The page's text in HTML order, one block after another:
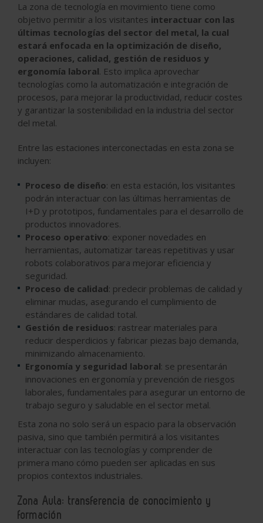
La zona de tecnología en movimiento tiene como
objetivo permitir a los visitantes interactuar con las
últimas tecnologías del sector del metal, la cual
estará enfocada en la optimización de diseño,
operaciones, calidad, gestión de residuos y
ergonomía laboral. Esto implica aprovechar
tecnologías como la automatización e integración de
procesos, para mejorar la productividad, reducir costes
y garantizar la sostenibilidad en la industria del sector
del metal.
Entre las estaciones interconectadas en esta zona se
incluyen:
Proceso de diseño: en esta estación, los visitantes
podrán interactuar con las últimas herramientas de
I+D y prototipos, fundamentales para el desarrollo de
productos innovadores.
Proceso operativo: exponer novedades en
herramientas, automatizar tareas repetitivas y usar
robots colaborativos para mejorar eficiencia y
seguridad.
Proceso de calidad: predecir problemas de calidad y
eliminar mudas, asegurando el cumplimiento de
estándares de calidad total.
Gestión de residuos: rastrear materiales para
reducir desperdicios y fabricar piezas bajo demanda,
minimizando almacenamiento.
Ergonomía y seguridad laboral: se presentarán
innovaciones en ergonomía y prevención de riesgos
laborales, fundamentales para asegurar un entorno de
trabajo seguro y saludable en el sector metal.
Esta zona no solo será un espacio para la observación
pasiva, sino que también permitirá a los visitantes
interactuar con las tecnologías y comprender de
primera mano cómo pueden ser aplicadas en sus
propios contextos industriales.
Zona Aula: transferencia de conocimiento y
formación